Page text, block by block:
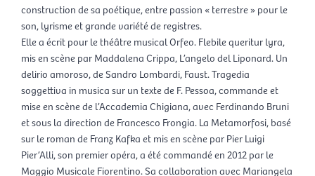
construction de sa poétique, entre passion « terrestre » pour le
son, lyrisme et grande variété de registres.
Elle a écrit pour le théâtre musical Orfeo. Flebile queritur lyra,
mis en scène par Maddalena Crippa, L’angelo del Liponard. Un
delirio amoroso, de Sandro Lombardi, Faust. Tragedia
soggettiva in musica sur un texte de F. Pessoa, commande et
mise en scène de l’Accademia Chigiana, avec Ferdinando Bruni
et sous la direction de Francesco Frongia. La Metamorfosi, basé
sur le roman de Franz Kafka et mis en scène par Pier Luigi
Pier’Alli, son premier opéra, a été commandé en 2012 par le
Maggio Musicale Fiorentino. Sa collaboration avec Mariangela